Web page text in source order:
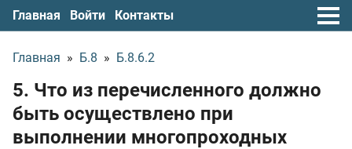
Главная Войти Контакты
Главная » Б.8 » Б.8.6.2
5. Что из перечисленного должно
быть осуществлено при
выполнении многопроходных